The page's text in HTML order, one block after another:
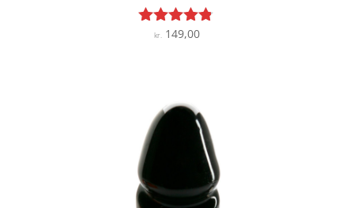
Vurderet
kr.149,00